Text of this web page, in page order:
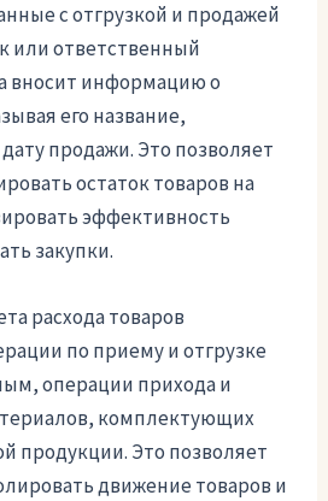
с отгрузкой и продажей
или ответственный
вносит информацию о
его название,
продажи. Это позволяет
остаток товаров на
эффективность
закупки.
расхода товаров
по приему и отгрузке
операции прихода и
комплектующих
продукции. Это позволяет
движение товаров и